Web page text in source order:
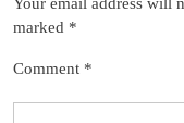
marked *
Comment *